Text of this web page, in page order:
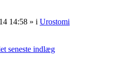
14:58 » i Urostomi
seneste indlæg